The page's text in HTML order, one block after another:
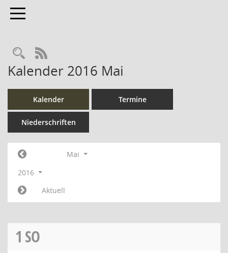
Toggle navigation
Rechercheauswahl
RSS-Feed
Kalender 2016 Mai
Kalender Termine
Niederschriften
Mai
2016
Aktuell
1 SO